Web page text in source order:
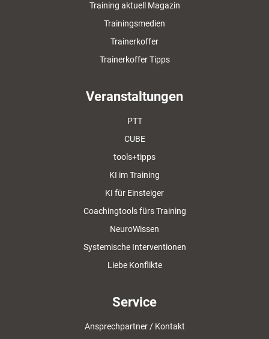
Training aktuell Magazin
Trainingsmedien
Trainerkoffer
Trainerkoffer Tipps
Veranstaltungen
PTT
CUBE
tools+tipps
KI im Training
KI für Einsteiger
Coachingtools fürs Training
NeuroWissen
Systemische Interventionen
Liebe Konflikte
Service
Ansprechpartner / Kontakt